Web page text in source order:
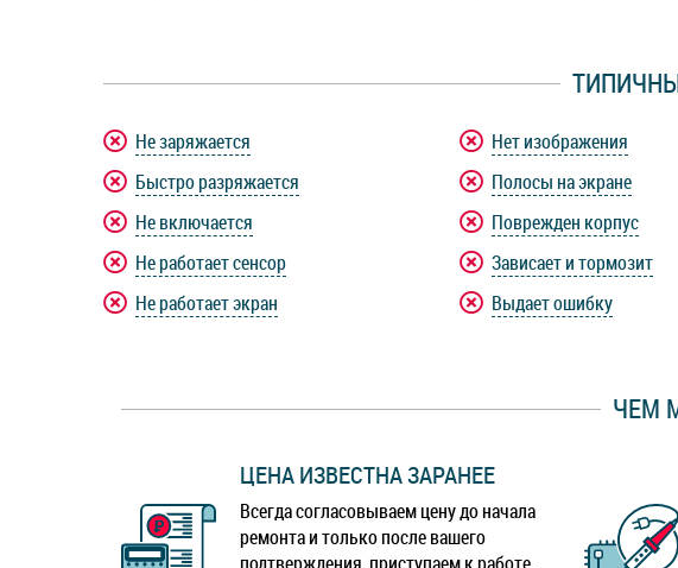
Не заряжается
Быстро разряжается
Не включается
Не работает сенсор
Не работает экран
Нет изображения
Полосы на экране
Поврежден корпус
Зависает и тормозит
Выдает ошибку
ЧЕМ
ЦЕНА ИЗВЕСТНА ЗАРАНЕЕ
Всегда согласовываем цену до начала
ремонта и только после вашего